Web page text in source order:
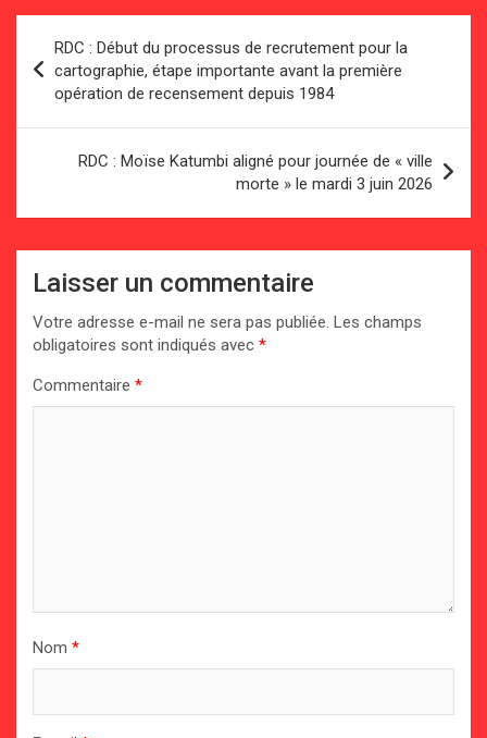
de
l’article
RDC : Début du processus de recrutement pour la
cartographie, étape importante avant la première
opération de recensement depuis 1984
RDC : Moïse Katumbi aligné pour journée de « ville
morte » le mardi 3 juin 2026
Laisser un commentaire
Votre adresse e-mail ne sera pas publiée. Les champs
obligatoires sont indiqués avec *
Commentaire *
Nom *